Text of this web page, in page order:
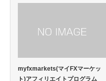
myfxmarkets(マイFXマーケッ
ト)アフィリエイトプログラム